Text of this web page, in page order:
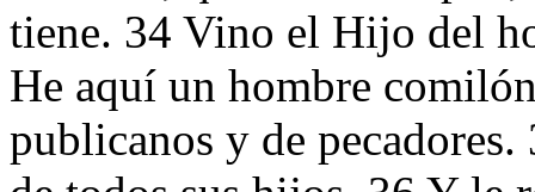
tiene. 34 Vino el Hijo del
He aquí un hombre
publicanos y de